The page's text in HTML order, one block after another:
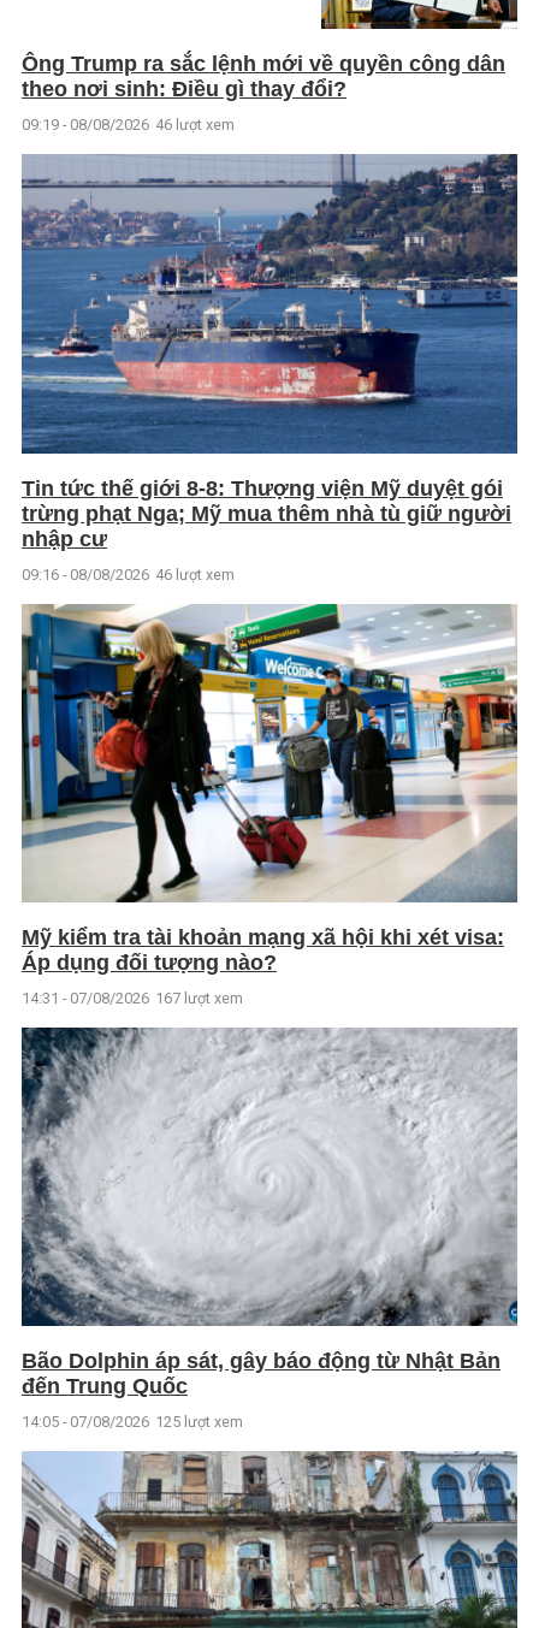
Ông Trump ra sắc lệnh mới về quyền công dân
theo nơi sinh: Điều gì thay đổi?
09:19 - 08/08/2026 46 lượt xem
Tin tức thế giới 8-8: Thượng viện Mỹ duyệt gói
trừng phạt Nga; Mỹ mua thêm nhà tù giữ người
nhập cư
09:16 - 08/08/2026 46 lượt xem
Mỹ kiểm tra tài khoản mạng xã hội khi xét visa:
Áp dụng đối tượng nào?
14:31 - 07/08/2026 167 lượt xem
Bão Dolphin áp sát, gây báo động từ Nhật Bản
đến Trung Quốc
14:05 - 07/08/2026 125 lượt xem